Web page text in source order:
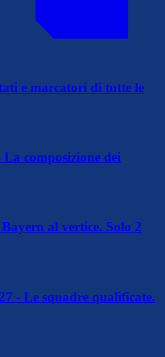
e marcatori di tutte le
La composizione dei
al vertice. Solo 2
- Le squadre qualificate.